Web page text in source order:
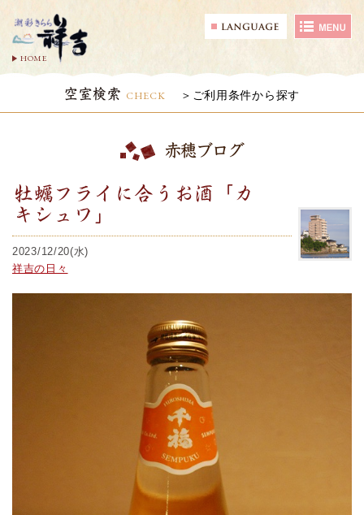
HOME
空室検索 CHECK ご利用条件から探す
赤穂ブログ
牡蠣フライに合うお酒「カ
キシュワ」
2023/12/20(水)
祥吉の日々